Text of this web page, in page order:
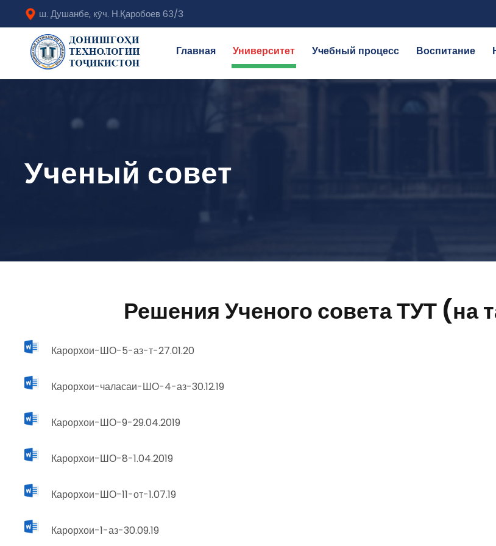
ш. Душанбе, кӯч. Н.Қаробоев 63/3
Главная Университет Учебный процесс Воспитание
Ученый совет
Решения Ученого совета ТУТ (на
Карорхои-ШО-5-аз-т-27.01.20
Карорхои-чаласаи-ШО-4-аз-30.12.19
Карорхои-ШО-9-29.04.2019
Карорхои-ШО-8-1.04.2019
Карорхои-ШО-11-от-1.07.19
Карорхои-1-аз-30.09.19